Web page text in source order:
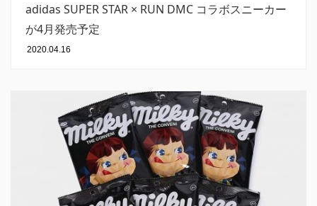
adidas SUPER STAR × RUN DMC コラボスニーカー
が4月発売予定
2020.04.16